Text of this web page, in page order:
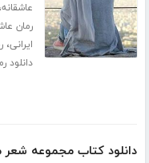
عاشقانه
رمان
ایرانی،
دانلود
دانلود کتاب مجموعه شعر